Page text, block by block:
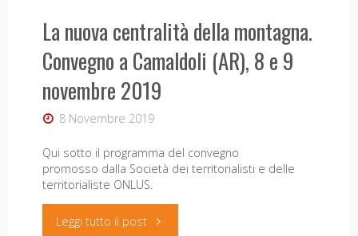
dicembre sono in programma numerosi interventi
di studiosi di …
Leggi tutto il post
the
La nuova centralità della montagna.
Convegno a Camaldoli (AR), 8 e 9
novembre 2019
8 Novembre 2019
Qui sotto il programma del convegno
promosso dalla Società dei territorialisti e delle
territorialiste ONLUS.
Leggi tutto il post"La